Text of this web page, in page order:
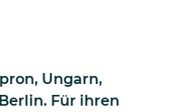
Ungarn,
Für ihren